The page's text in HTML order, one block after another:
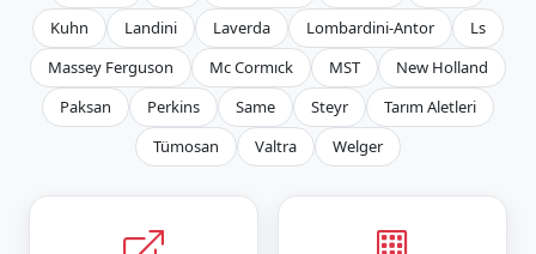
Kuhn
Landini Laverda Lombardini-Antor
Ls
Massey Ferguson
Mc Cormıck MST
New Holland
Paksan
Perkins Same Steyr
Tarım Aletleri
Tümosan
Valtra Welger